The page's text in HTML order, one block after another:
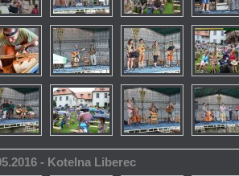
- Kotelna Liberec